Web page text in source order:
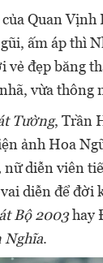
Quan Vịnh
ấm áp thì
vẻ đẹp băng
vừa thông
Tường, Trần
ảnh Hoa
nữ diễn viên
diễn để đời
Bộ 2003hay
Nghĩa.